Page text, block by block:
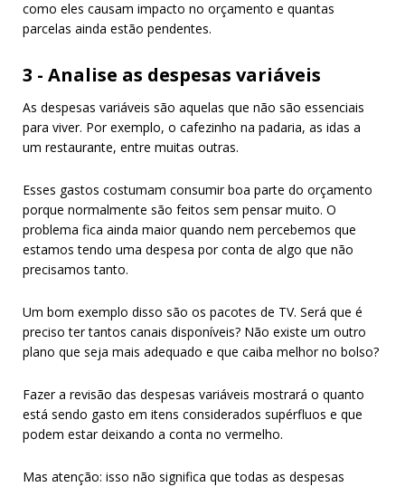
como eles causam impacto no orçamento e quantas
parcelas ainda estão pendentes.
3 - Analise as despesas variáveis
As despesas variáveis são aquelas que não são essenciais
para viver. Por exemplo, o cafezinho na padaria, as idas a
um restaurante, entre muitas outras.
Esses gastos costumam consumir boa parte do orçamento
porque normalmente são feitos sem pensar muito. O
problema fica ainda maior quando nem percebemos que
estamos tendo uma despesa por conta de algo que não
precisamos tanto.
Um bom exemplo disso são os pacotes de TV. Será que é
preciso ter tantos canais disponíveis? Não existe um outro
plano que seja mais adequado e que caiba melhor no bolso?
Fazer a revisão das despesas variáveis mostrará o quanto
está sendo gasto em itens considerados supérfluos e que
podem estar deixando a conta no vermelho.
Mas atenção: isso não significa que todas as despesas